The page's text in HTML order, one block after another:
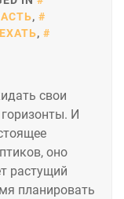
,
,
свои
И
оно
растущий
планировать